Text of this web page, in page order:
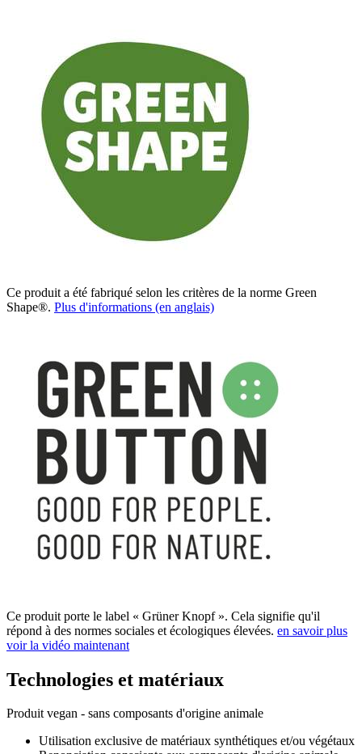
Ce produit a été fabriqué selon les critères de la norme Green
Shape®. Plus d'informations (en anglais)
Ce produit porte le label « Grüner Knopf ». Cela signifie qu'il
répond à des normes sociales et écologiques élevées. en savoir plus
voir la vidéo maintenant
Technologies et matériaux
Produit vegan - sans composants d'origine animale
Utilisation exclusive de matériaux synthétiques et/ou végétaux